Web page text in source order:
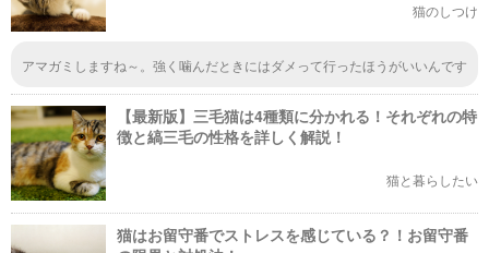
猫のしつけ
アマガミしますね～。強く噛んだときにはダメって行ったほうがいいんです
【最新版】三毛猫は4種類に分かれる！それぞれの特
徴と縞三毛の性格を詳しく解説！
猫と暮らしたい
猫はお留守番でストレスを感じている？！お留守番